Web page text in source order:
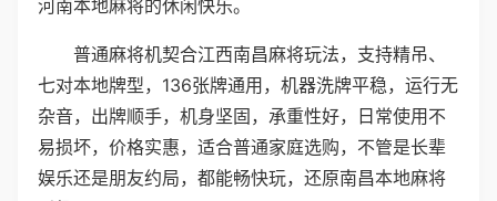
河南本地麻将的休闲快乐。
普通麻将机契合江西南昌麻将玩法，支持精吊、
七对本地牌型，136张牌通用，机器洗牌平稳，运行无
杂音，出牌顺手，机身坚固，承重性好，日常使用不
易损坏，价格实惠，适合普通家庭选购，不管是长辈
娱乐还是朋友约局，都能畅快玩，还原南昌本地麻将